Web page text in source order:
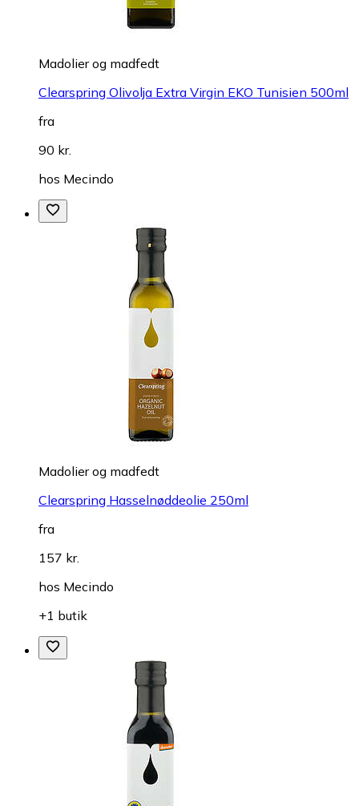
Madolier og madfedt
Clearspring Olivolja Extra Virgin EKO Tunisien 500ml
fra
90 kr.
hos Mecindo
Madolier og madfedt
Clearspring Hasselnøddeolie 250ml
fra
157 kr.
hos Mecindo
+1 butik